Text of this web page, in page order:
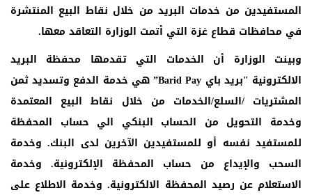
المستفيدين من خدمات البريد من خلال نقاط البيع المنتشرة
في محافظات قطاع غزة التي أتمت الوزارة التعاقد معها.
وبينت الوزارة أن الخدمات التي تقدمها محفظة البريد
الالكترونية "بريد باي Barid Pay” هي خدمة الدفع وتسديد ثمن
المشتريات /السلع/الخدمات من خلال نقاط البيع المعتمدة
وخدمة التحويل من الحساب البنكي الي حساب المحفظة
للمستفيد نفسه أو للمستفيدين الآخرين لدى البنك.وخدمة
السحب والإيداع من حساب المحفظة الإلكترونية. وخدمة
الاستعلام عن رصيد المحفظة الالكترونية.وخدمة الاطلاع على